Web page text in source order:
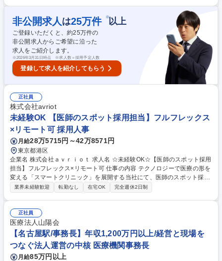
ご担当頂く想定です。出張の可能性もあります。 2.営業（無料カウンセリ
ング） 当社は100％反響営業です。お問い合わせ頂いた歯科医院を対象に
無料カウンセリング（商談）を行います。原則訪問ですが、歯科医院の所
在地によりZOOMの実施になる場合もあります 3.秘書業務 代表の秘書業
務・社内業務をお任せします。おおよそテレワークで進められます。 募集
職種 【東京】歯科医院の経営＆チーム作りを支援/直行直帰・テレワーク
有/裁量◎
非公開求人 は25万件 ※以上
ご登録いただくと、約25万件の
非公開求人からご希望に沿った
求人をご紹介します。
※2026年3月31日時点 ※求人数＝採用予定人数
登録して求人を紹介してもらう
正社員
株式会社avriot
未経験OK 【医師のスポット採用担当】フルフレックス
×リモート可 採用人事
月給28万5715円～42万8571円
東京都港区
企業名 株式会社ａｖｒｉｏｔ 求人名 ☆未経験OK☆【医師のスポット採用
担当】フルフレックス×リモート可 仕事の内容 テクノロジーで医療の形を
変える「スマートクリニック」を展開する当社にて、医師のスポット採用
担当を募集します。非常勤・スポット医師の採用・シフトマッチング業務
師の募集・発注業務/提携会社や人材エージェントとの調整、契約・請求関
連の手続き/医師のシフト確定から勤務当日までのスムーズな連携・フォロ
ー・管理 ■派遣事業の立ち上げ・運営サポート：人材派遣事業のスタート
に向けた各種届出・書類作成のサポート等 募集職種 ☆未経験OK☆【医師
のスポット採用担当】フルフレックス×リモート可
業界未経験歓迎 転勤なし 在宅OK 完全週休2日制
正社員
医療法人山陽会
【名古屋駅/事務長】年収1,200万円以上/経営と現場を
つなぐ法人運営の中核 医療機関事務長
月給85万円以上